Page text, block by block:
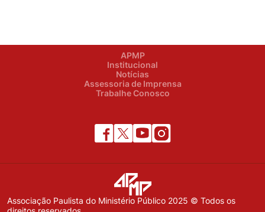
APMP
Institucional
Notícias
Assessoria de Imprensa
Trabalhe Conosco
Associação Paulista do Ministério Público 2025 © Todos os